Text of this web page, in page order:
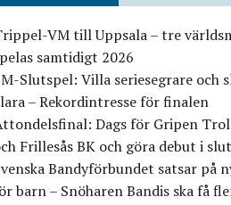
VM till Uppsala – tre
samtidigt 2026
Slutspel: Villa seriesegrare och
– Rekordintresse för finalen
Dags för Gripen
Frillesås BK och göra debut i
Bandyförbundet satsar på
barn – Snöharen Bandis ska få